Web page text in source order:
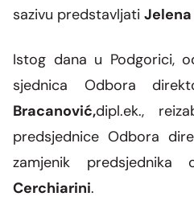
sazivu pred­sta­vlja­ti
Istog dana u Podgorici,
sjednica Odbora
Bracanović,dipl.ek.,
predsjednice Odbora
zamjenik predsjednika
Cerchiarini.